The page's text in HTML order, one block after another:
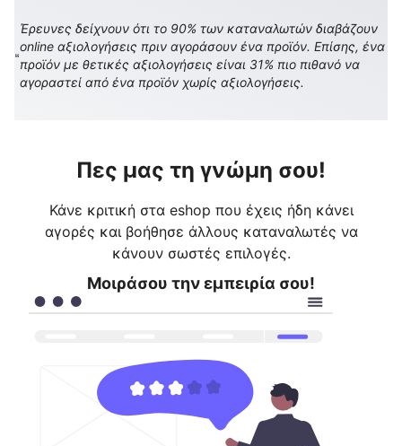
Έρευνες δείχνουν ότι το 90% των καταναλωτών διαβάζουν
online αξιολογήσεις πριν αγοράσουν ένα προϊόν. Επίσης, ένα
προϊόν με θετικές αξιολογήσεις είναι 31% πιο πιθανό να
αγοραστεί από ένα προϊόν χωρίς αξιολογήσεις.
Πες μας τη γνώμη σου!
Κάνε κριτική στα eshop που έχεις ήδη κάνει
αγορές και βοήθησε άλλους καταναλωτές να
κάνουν σωστές επιλογές.
Μοιράσου την εμπειρία σου!